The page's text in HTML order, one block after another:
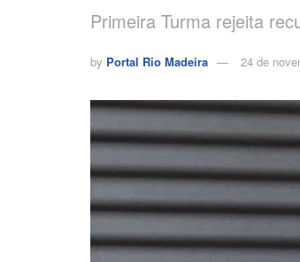
Primeira Turma rejeita
by Portal Rio Madeira 24 de